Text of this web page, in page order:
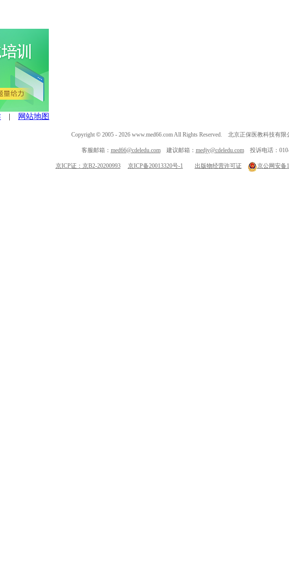
网站地图
Copyright © 2005 - 2026 www.med66.com All Rights Reserved. 北京正保医教科技有
客服邮箱： med66@cdeledu.com建议邮箱： medjy@cdeledu.com投诉电话：010-
京ICP证：京B2-20200993 京ICP备20013320号-1 出版物经营许可证 京公网安备